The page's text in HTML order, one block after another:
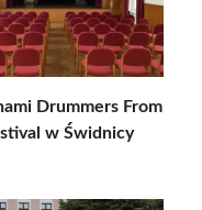
Drummers From
w Świdnicy